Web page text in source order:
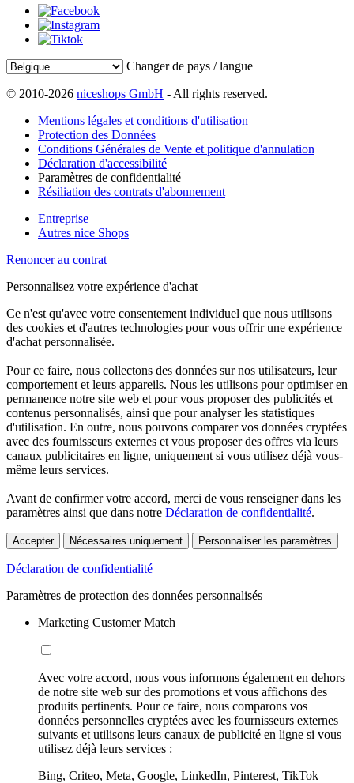
Changer de pays / langue
© 2010-2026 niceshops GmbH - All rights reserved.
Mentions légales et conditions d'utilisation
Protection des Données
Conditions Générales de Vente et politique d'annulation
Déclaration d'accessibilité
Paramètres de confidentialité
Résiliation des contrats d'abonnement
Entreprise
Autres nice Shops
Renoncer au contrat
Personnalisez votre expérience d'achat
Ce n'est qu'avec votre consentement individuel que nous utilisons
des cookies et d'autres technologies pour vous offrir une expérience
d'achat personnalisée.
Pour ce faire, nous collectons des données sur nos utilisateurs, leur
comportement et leurs appareils. Nous les utilisons pour optimiser en
permanence notre site web et pour vous proposer des publicités et
contenus personnalisés, ainsi que pour analyser les statistiques
d'utilisation. En outre, nous pouvons comparer vos données cryptées
avec des fournisseurs externes et vous proposer des offres via leurs
canaux publicitaires en ligne, uniquement si vous utilisez déjà vous-
même leurs services.
Avant de confirmer votre accord, merci de vous renseigner dans les
paramètres ainsi que dans notre Déclaration de confidentialité.
Accepter Nécessaires uniquement Personnaliser les paramètres
Déclaration de confidentialité
Paramètres de protection des données personnalisés
Marketing Customer Match
Avec votre accord, nous vous informons également en dehors
de notre site web sur des promotions et vous affichons des
produits pertinents. Pour ce faire, nous comparons vos
données personnelles cryptées avec les fournisseurs externes
suivants et utilisons leurs canaux de publicité en ligne si vous
utilisez déjà leurs services :
Bing, Criteo, Meta, Google, LinkedIn, Pinterest, TikTok